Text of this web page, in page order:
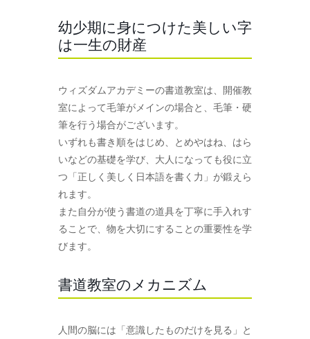
幼少期に身につけた美しい字
は一生の財産
ウィズダムアカデミーの書道教室は、開催教
室によって毛筆がメインの場合と、毛筆・硬
筆を行う場合がございます。
いずれも書き順をはじめ、とめやはね、はら
いなどの基礎を学び、大人になっても役に立
つ「正しく美しく日本語を書く力」が鍛えら
れます。
また自分が使う書道の道具を丁寧に手入れす
ることで、物を大切にすることの重要性を学
びます。
書道教室のメカニズム
人間の脳には「意識したものだけを見る」と